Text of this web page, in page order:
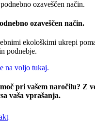
ozaveščen način.
ekološkimi ukrepi
podnebje.
na voljo tukaj.
pri vašem naročilu? Z
vaša vprašanja.